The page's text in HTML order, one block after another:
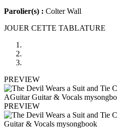
Parolier(s) : Colter Wall
JOUER CETTE TABLATURE
PREVIEW
PREVIEW